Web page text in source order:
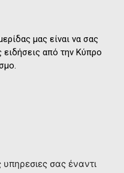
μας είναι να σας
ειδήσεις από την Κύπρο
σας έναντι